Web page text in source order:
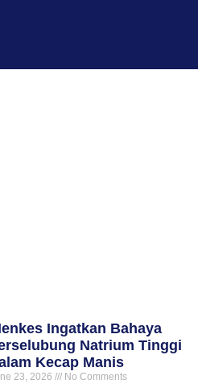
Ingatkan Bahaya
Natrium Tinggi
Kecap Manis
23, 2026 No Comments